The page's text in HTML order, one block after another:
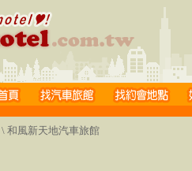
\ 和風新天地汽車旅館